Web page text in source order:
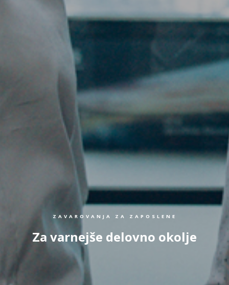
ZAVAROVANJA ZA ZAPOSLENE
Za varnejše delovno okolje